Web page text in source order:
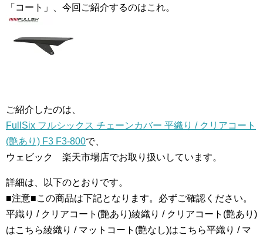
「コート」、今回ご紹介するのはこれ。
ご紹介したのは、
FullSix フルシックス チェーンカバー 平織り / クリアコート
(艶あり) F3 F3-800で、
ウェビック 楽天市場店でお取り扱いしています。
詳細は、以下のとおりです。
■注意■この商品は下記となります。必ずご確認ください。
平織り / クリアコート(艶あり)綾織り / クリアコート(艶あり)
はこちら綾織り / マットコート(艶なし)はこちら平織り / マ